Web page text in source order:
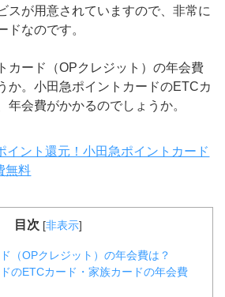
スが用意されていますので、非常に
ドなのです。
カード（OPクレジット）の年会費
か。小田急ポイントカードのETCカ
年会費がかかるのでしょうか。
イント還元！小田急ポイントカード
無料
目次 [非表示]
（OPクレジット）の年会費は？
のETCカード・家族カードの年会費